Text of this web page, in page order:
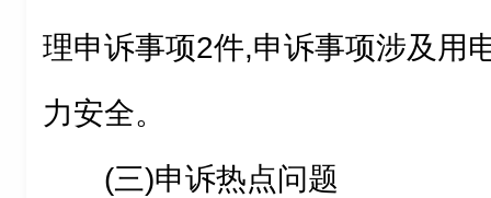
理申诉事项2件,申诉事项涉及用
力安全。
(三)申诉热点问题